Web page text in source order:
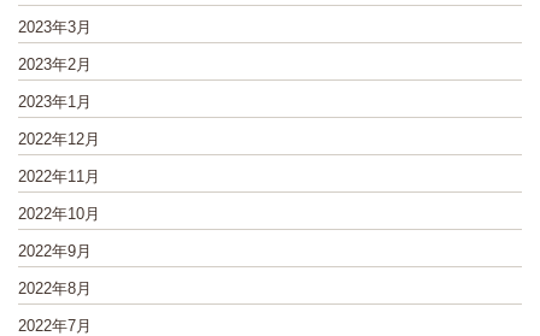
2023年3月
2023年2月
2023年1月
2022年12月
2022年11月
2022年10月
2022年9月
2022年8月
2022年7月